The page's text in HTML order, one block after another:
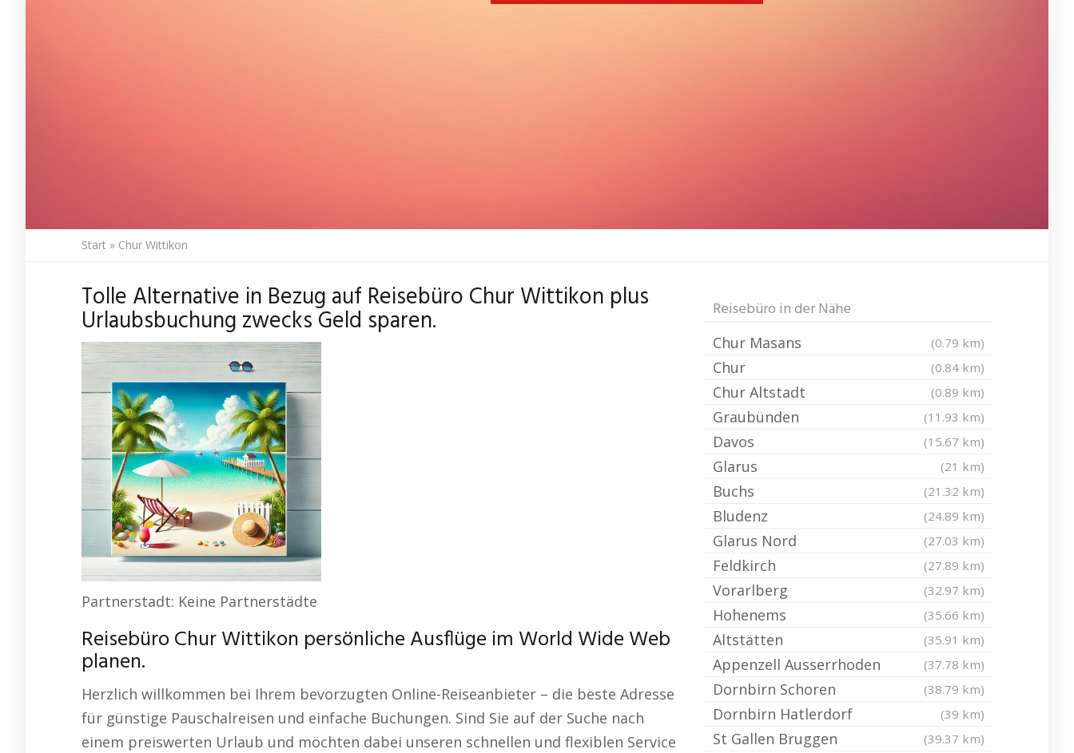
Start » Chur Wittikon
Tolle Alternative in Bezug auf Reisebüro Chur Wittikon plus
Urlaubsbuchung zwecks Geld sparen.
Partnerstadt: Keine Partnerstädte
Reisebüro Chur Wittikon persönliche Ausflüge im World Wide Web
planen.
Herzlich willkommen bei Ihrem bevorzugten Online-Reiseanbieter – die beste Adresse
für günstige Pauschalreisen und einfache Buchungen. Sind Sie auf der Suche nach
einem preiswerten Urlaub und möchten dabei unseren schnellen und flexiblen Service
Reisebüro in der Nähe
Chur Masans (0.79 km)
Chur (0.84 km)
Chur Altstadt (0.89 km)
Graubünden (11.93 km)
Davos (15.67 km)
Glarus (21 km)
Buchs (21.32 km)
Bludenz (24.89 km)
Glarus Nord (27.03 km)
Feldkirch (27.89 km)
Vorarlberg (32.97 km)
Hohenems (35.66 km)
Altstätten (35.91 km)
Appenzell Ausserrhoden (37.78 km)
Dornbirn Schoren (38.79 km)
Dornbirn Hatlerdorf (39 km)
St Gallen Bruggen (39.37 km)